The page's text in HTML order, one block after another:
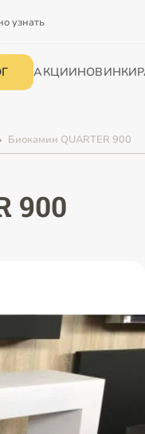
узнать
АКЦИИНОВИНКИ
Биокамин QUARTER 900
900